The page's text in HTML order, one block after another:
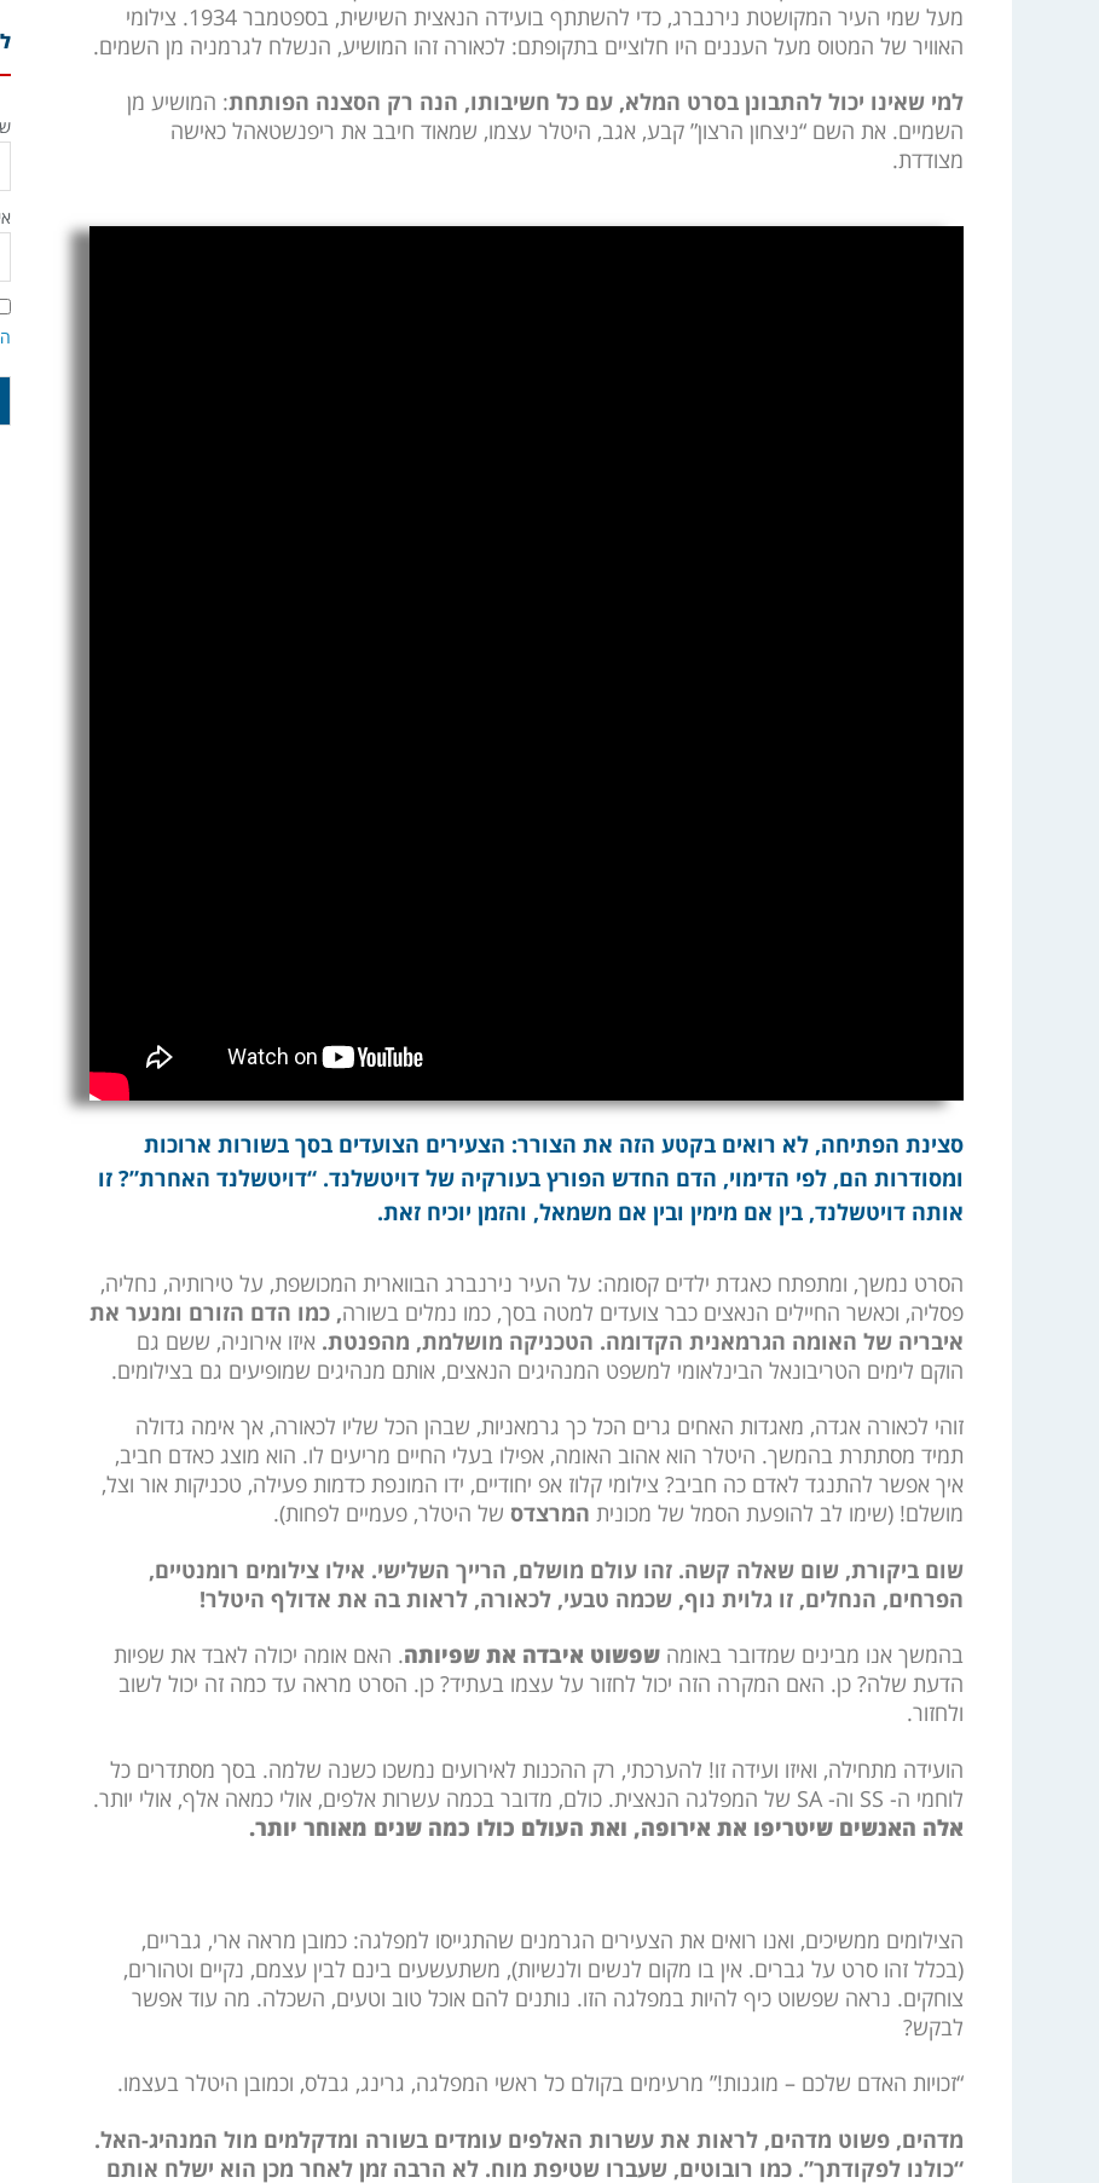
מעל שמי העיר המקושטת נירנברג, כדי להשתתף בועידה הנאצית השישית, בספטמבר 1934. צילומי
האוויר של המטוס מעל העננים היו חלוציים בתקופתם: לכאורה זהו המושיע, הנשלח לגרמניה מן השמים.
למי שאינו יכול להתבונן בסרט המלא, עם כל חשיבותו, הנה רק הסצנה הפותחת: המושיע מן
השמיים. את השם “ניצחון הרצון” קבע, אגב, היטלר עצמו, שמאוד חיבב את ריפנשטאהל כאישה
מצודדת.
סצינת הפתיחה, לא רואים בקטע הזה את הצורר: הצעירים הצועדים בסך בשורות ארוכות
ומסודרות הם, לפי הדימוי, הדם החדש הפורץ בעורקיה של דויטשלנד. “דויטשלנד האחרת”? זו
אותה דויטשלנד, בין אם מימין ובין אם משמאל, והזמן יוכיח זאת.
הסרט נמשך, ומתפתח כאגדת ילדים קסומה: על העיר נירנברג הבווארית המכושפת, על טירותיה, נחליה,
פסליה, וכאשר החיילים הנאצים כבר צועדים למטה בסך, כמו נמלים בשורה, כמו הדם הזורם ומנער את
איבריה של האומה הגרמאנית הקדומה. הטכניקה מושלמת, מהפנטת. איזו אירוניה, ששם גם
הוקם לימים הטריבונאל הבינלאומי למשפט המנהיגים הנאצים, אותם מנהיגים שמופיעים גם בצילומים.
זוהי לכאורה אגדה, מאגדות האחים גרים הכל כך גרמאניות, שבהן הכל שליו לכאורה, אך אימה גדולה
תמיד מסתתרת בהמשך. היטלר הוא אהוב האומה, אפילו בעלי החיים מריעים לו. הוא מוצג כאדם חביב,
איך אפשר להתנגד לאדם כה חביב? צילומי קלוז אפ יחודיים, ידו המונפת כדמות פעילה, טכניקות אור וצל,
מושלם! (שימו לב להופעת הסמל של מכונית המרצדס של היטלר, פעמיים לפחות).
שום ביקורת, שום שאלה קשה. זהו עולם מושלם, הרייך השלישי. אילו צילומים רומנטיים,
הפרחים, הנחלים, זו גלוית נוף, שכמה טבעי, לכאורה, לראות בה את אדולף היטלר!
בהמשך אנו מבינים שמדובר באומה שפשוט איבדה את שפיותה. האם אומה יכולה לאבד את שפיות
הדעת שלה? כן. האם המקרה הזה יכול לחזור על עצמו בעתיד? כן. הסרט מראה עד כמה זה יכול לשוב
ולחזור.
הועידה מתחילה, ואיזו ועידה זו! להערכתי, רק ההכנות לאירועים נמשכו כשנה שלמה. בסך מסתדרים כל
לוחמי ה- SS וה- SA של המפלגה הנאצית. כולם, מדובר בכמה עשרות אלפים, אולי כמאה אלף, אולי יותר.
אלה האנשים שיטריפו את אירופה, ואת העולם כולו כמה שנים מאוחר יותר.
הצילומים ממשיכים, ואנו רואים את הצעירים הגרמנים שהתגייסו למפלגה: כמובן מראה ארי, גבריים,
(בכלל זהו סרט על גברים. אין בו מקום לנשים ולנשיות), משתעשעים בינם לבין עצמם, נקיים וטהורים,
צוחקים. נראה שפשוט כיף להיות במפלגה הזו. נותנים להם אוכל טוב וטעים, השכלה. מה עוד אפשר
לבקש?
“זכויות האדם שלכם – מוגנות!” מרעימים בקולם כל ראשי המפלגה, גרינג, גבלס, וכמובן היטלר בעצמו.
מדהים, פשוט מדהים, לראות את עשרות האלפים עומדים בשורה ומדקלמים מול המנהיג-האל.
“כולנו לפקודתך”. כמו רובוטים, שעברו שטיפת מוח. לא הרבה זמן לאחר מכן הוא ישלח אותם